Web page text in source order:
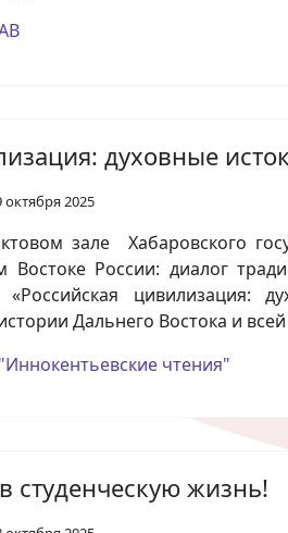
духовные
октября 2025
зале Хабаровского
Востоке России: диалог
цивилизация:
Дальнего Востока и
чтения"
студенческую жизнь!